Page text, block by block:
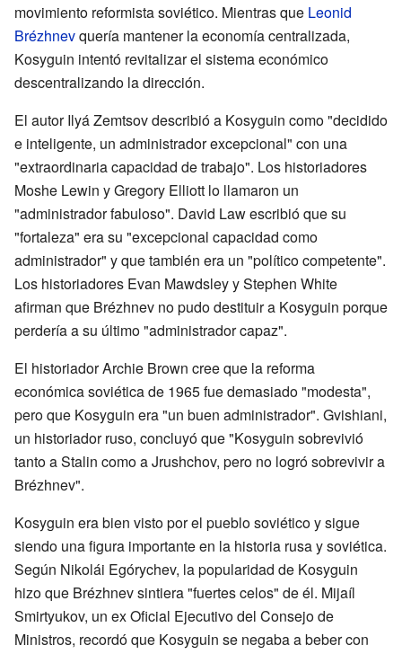
movimiento reformista soviético. Mientras que Leonid
Brézhnevquería mantener la economía centralizada,
Kosyguin intentó revitalizar el sistema económico
descentralizando la dirección.
El autor Ilyá Zemtsov describió a Kosyguin como "decidido
e inteligente, un administrador excepcional" con una
"extraordinaria capacidad de trabajo". Los historiadores
Moshe Lewin y Gregory Elliott lo llamaron un
"administrador fabuloso". David Law escribió que su
"fortaleza" era su "excepcional capacidad como
administrador" y que también era un "político competente".
Los historiadores Evan Mawdsley y Stephen White
afirman que Brézhnev no pudo destituir a Kosyguin porque
perdería a su último "administrador capaz".
El historiador Archie Brown cree que la reforma
económica soviética de 1965 fue demasiado "modesta",
pero que Kosyguin era "un buen administrador". Gvishiani,
un historiador ruso, concluyó que "Kosyguin sobrevivió
tanto a Stalin como a Jrushchov, pero no logró sobrevivir a
Brézhnev".
Kosyguin era bien visto por el pueblo soviético y sigue
siendo una figura importante en la historia rusa y soviética.
Según Nikolái Egórychev, la popularidad de Kosyguin
hizo que Brézhnev sintiera "fuertes celos" de él. Mijaíl
Smirtyukov, un ex Oficial Ejecutivo del Consejo de
Ministros, recordó que Kosyguin se negaba a beber con